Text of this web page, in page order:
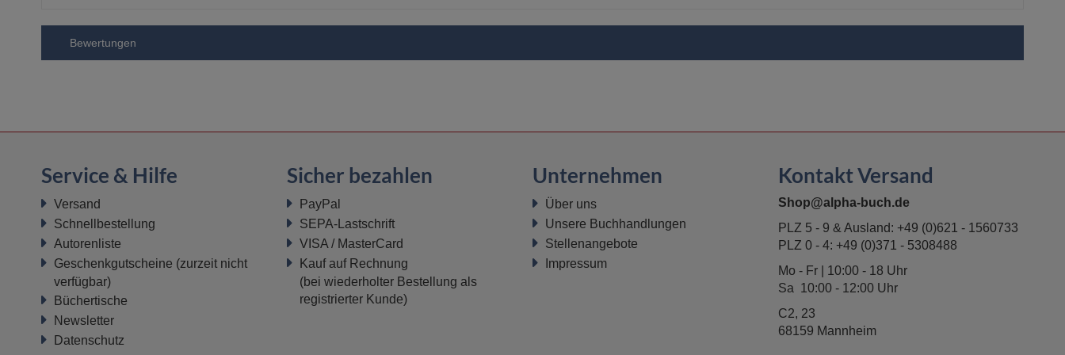
Bewertungen
Service & Hilfe
Versand
Schnellbestellung
Autorenliste
Geschenkgutscheine (zurzeit nicht
verfügbar)
Büchertische
Newsletter
Datenschutz
Sicher bezahlen
PayPal
SEPA-Lastschrift
VISA / MasterCard
Kauf auf Rechnung
(bei wiederholter Bestellung als
registrierter Kunde)
Unternehmen
Über uns
Unsere Buchhandlungen
Stellenangebote
Impressum
Kontakt Versand
Shop@alpha-buch.de
PLZ 5 - 9 & Ausland: +49 (0)621 - 1560733
PLZ 0 - 4: +49 (0)371 - 5308488
Mo - Fr | 10:00 - 18 Uhr
Sa 10:00 - 12:00 Uhr
C2, 23
68159 Mannheim